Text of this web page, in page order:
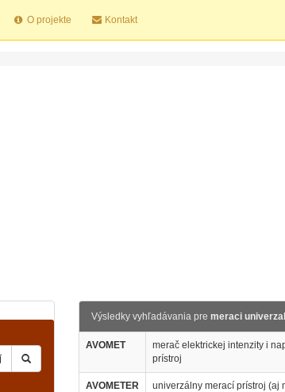
O projekte Kontakt
Výsledky vyhľadávania pre meraci
AVOMET
merač elektrickej intenzity i
prístroj
AVOMETER univerzálny merací prístroj (aj